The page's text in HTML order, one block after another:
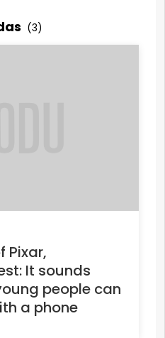
(3)
Pixar,
It sounds
people can
a phone